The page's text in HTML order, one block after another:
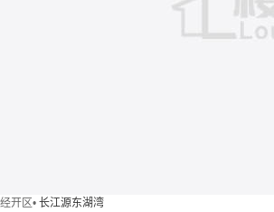
经开区• 长江源东湖湾